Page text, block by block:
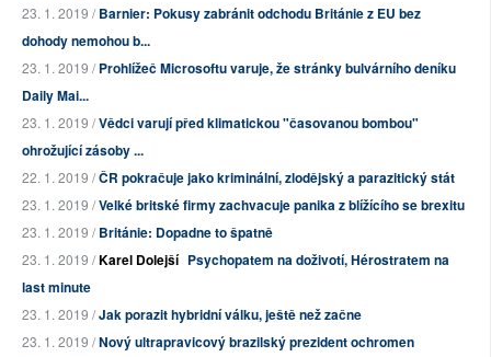
23. 1. 2019 /Barnier: Pokusy zabránit odchodu Británie z EU bez
dohody nemohou b...
23. 1. 2019 /Prohlížeč Microsoftu varuje, že stránky bulvárního deníku
Daily Mai...
23. 1. 2019 /Vědci varují před klimatickou "časovanou bombou"
ohrožující zásoby ...
22. 1. 2019 /ČR pokračuje jako kriminální, zlodějský a parazitický stát
23. 1. 2019 /Velké britské firmy zachvacuje panika z blížícího se brexitu
23. 1. 2019 /Británie: Dopadne to špatně
23. 1. 2019 /Karel Dolejší Psychopatem na doživotí, Hérostratem na
last minute
23. 1. 2019 /Jak porazit hybridní válku, ještě než začne
23. 1. 2019 /Nový ultrapravicový brazilský prezident ochromen